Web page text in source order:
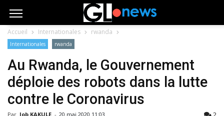
Accueil Internationales rwanda
Internationales rwanda
Au Rwanda, le Gouvernement
déploie des robots dans la lutte
contre le Coronavirus
Par Job KAKULE - 20 mai 2020 11:03